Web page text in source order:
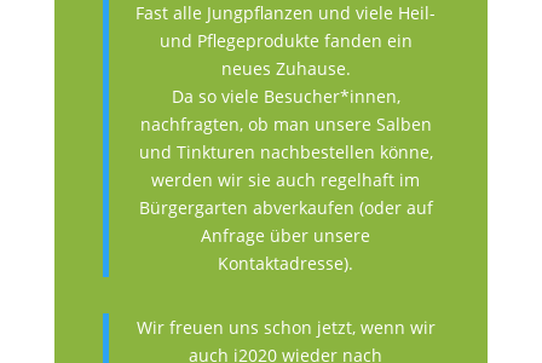
Die Damen vom Hausmacher-Kuchen-Café standen
teilweise bis zu den Waden in Kuchenbehältnissen.
Fast alle Jungpflanzen und viele Heil-
und Pflegeprodukte fanden ein
neues Zuhause.
Da so viele Besucher*innen,
nachfragten, ob man unsere Salben
und Tinkturen nachbestellen könne,
werden wir sie auch regelhaft im
Bürgergarten abverkaufen (oder auf
Anfrage über unsere
Kontaktadresse).
Wir freuen uns schon jetzt, wenn wir
auch i2020 wieder nach